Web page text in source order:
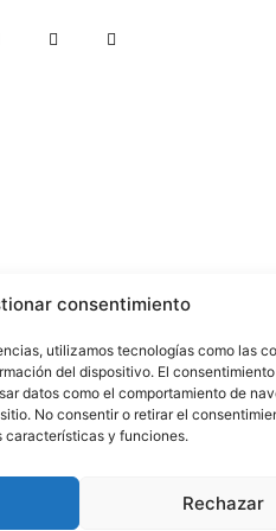
consentimiento
utilizamos tecnologías como las
del dispositivo. El
datos como el comportamiento de
No consentir o retirar el
y funciones.
Rechazar